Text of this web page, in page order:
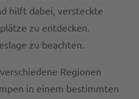
hilft dabei, versteckte
zu entdecken.
zu beachten.
Regionen
in einem bestimmten